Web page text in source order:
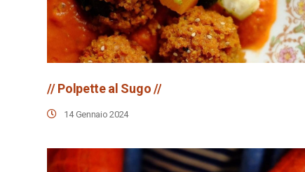
// Polpette al Sugo //
14 Gennaio 2024